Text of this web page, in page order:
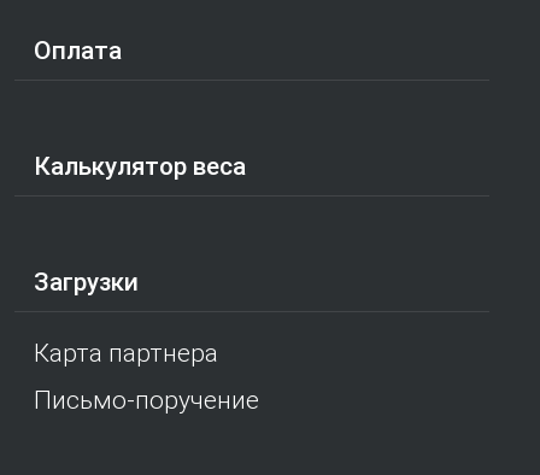
Оплата
Калькулятор веса
Загрузки
Карта партнера
Письмо-поручение